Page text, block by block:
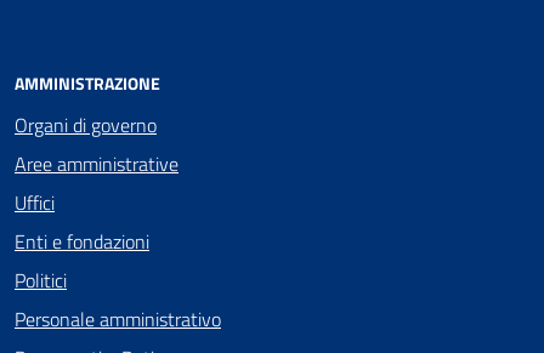
AMMINISTRAZIONE
Organi di governo
Aree amministrative
Uffici
Enti e fondazioni
Politici
Personale amministrativo